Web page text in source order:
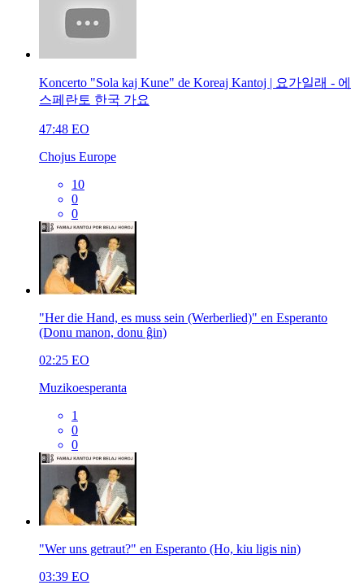
Koncerto "Sola kaj Kune" de Koreaj Kantoj | 요가일래 - 에
스페란토 한국 가요
47:48 EO
Chojus Europe
10
0
0
"Her die Hand, es muss sein (Werberlied)" en Esperanto
(Donu manon, donu ĝin)
02:25 EO
Muzikoesperanta
1
0
0
"Wer uns getraut?" en Esperanto (Ho, kiu ligis nin)
03:39 EO